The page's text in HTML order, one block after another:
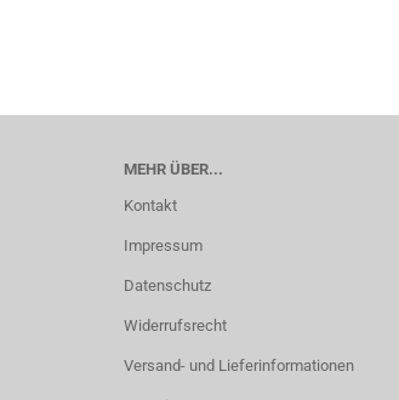
MEHR ÜBER...
Kontakt
Impressum
Datenschutz
Widerrufsrecht
Versand- und Lieferinformationen